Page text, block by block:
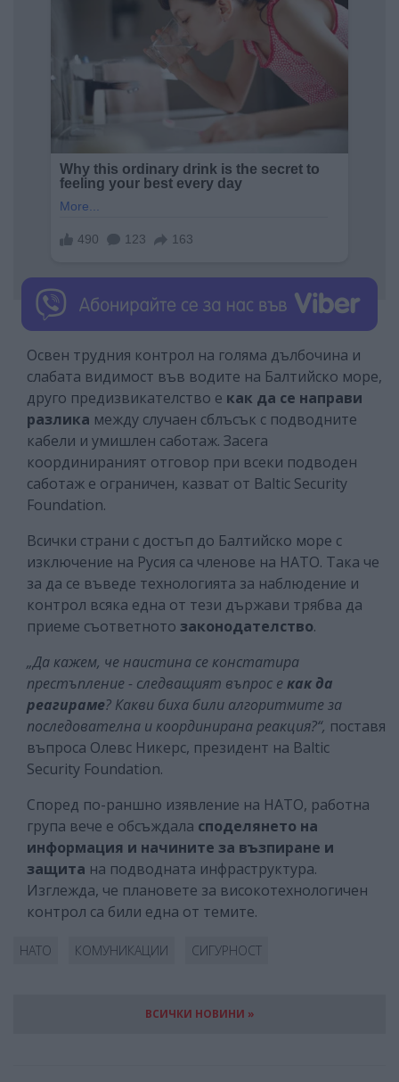
Освен трудния контрол на голяма дълбочина и
слабата видимост във водите на Балтийско море,
друго предизвикателство е как да се направи
разлика между случаен сблъсък с подводните
кабели и умишлен саботаж. Засега
координираният отговор при всеки подводен
саботаж е ограничен, казват от Baltic Security
Foundation.
Всички страни с достъп до Балтийско море с
изключение на Русия са членове на НАТО. Така че
за да се въведе технологията за наблюдение и
контрол всяка една от тези държави трябва да
приеме съответното законодателство.
„Да кажем, че наистина се констатира
престъпление - следващият въпрос е как да
реагираме? Какви биха били алгоритмите за
последователна и координирана реакция?“, поставя
въпроса Олевс Никерс, президент на Baltic
Security Foundation.
Според по-раншно изявление на НАТО, работна
група вече е обсъждала споделянето на
информация и начините за възпиране и
защита на подводната инфраструктура.
Изглежда, че плановете за високотехнологичен
контрол са били една от темите.
НАТО КОМУНИКАЦИИ СИГУРНОСТ
ВСИЧКИ НОВИНИ »